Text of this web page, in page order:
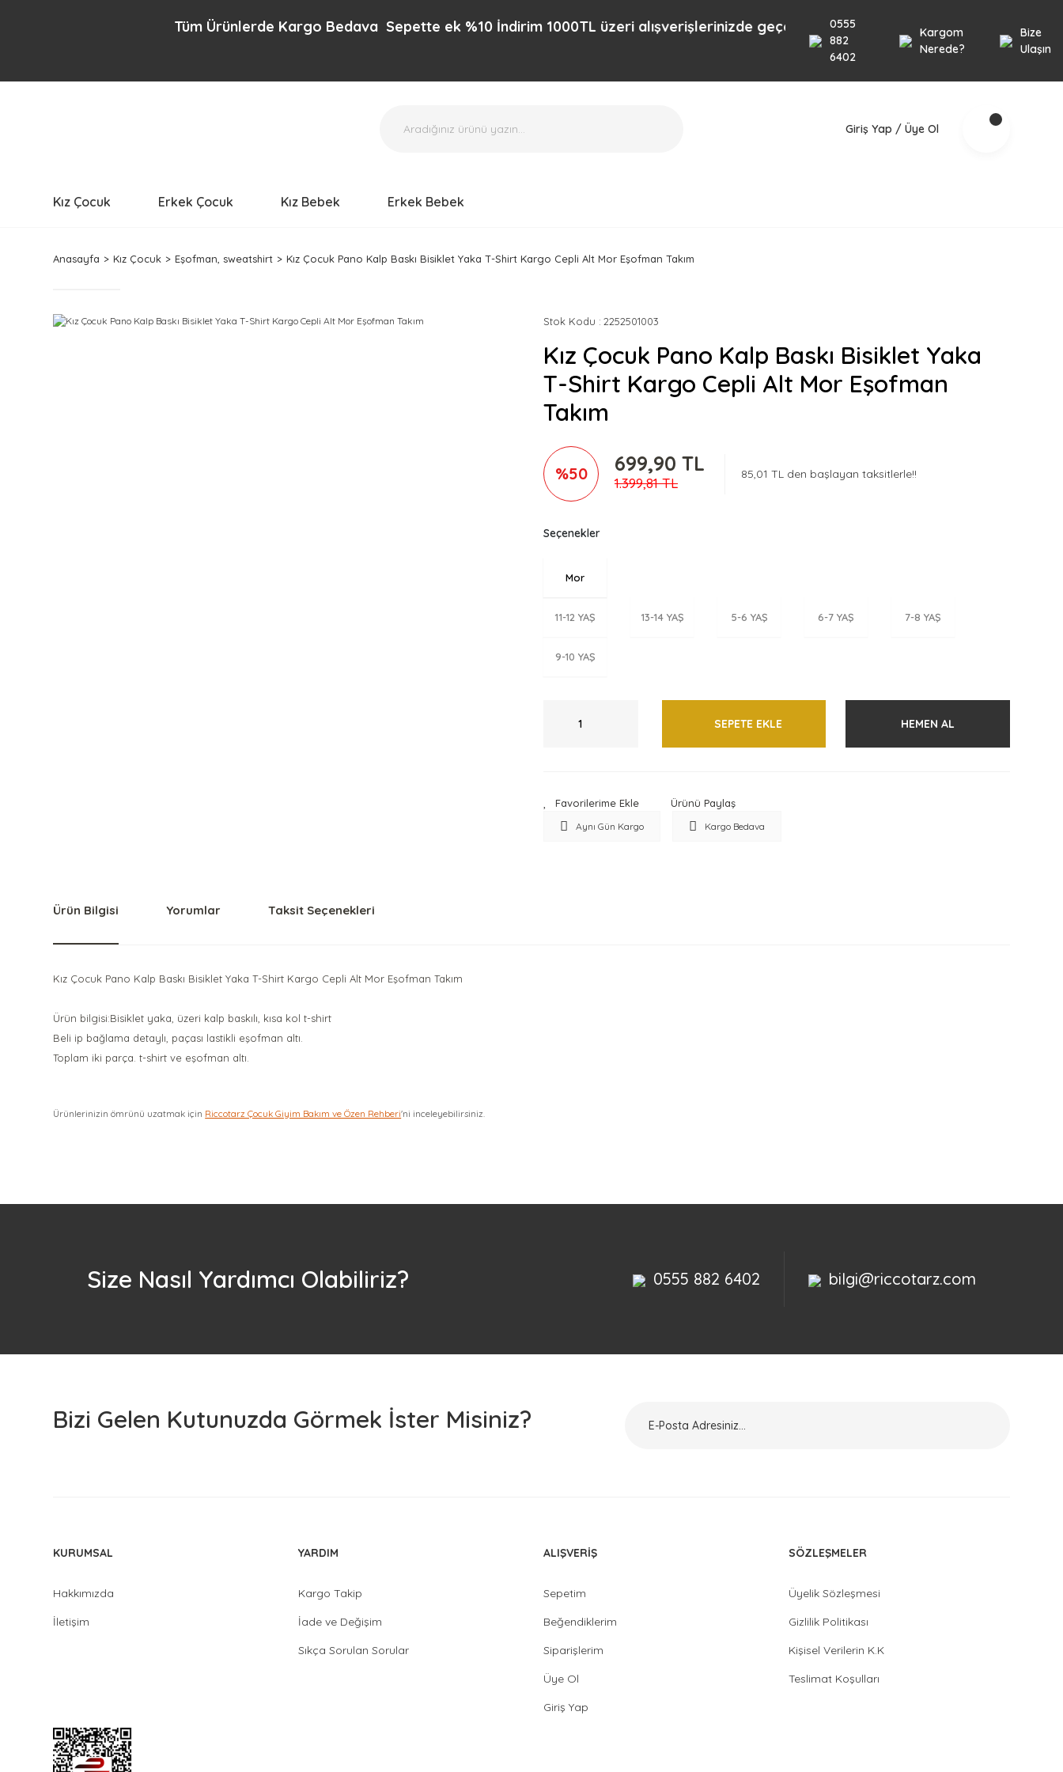
Tüm Ürünlerde Kargo Bedava Sepette ek %10 İndirim 1000TL üzeri alışverişlerinizde geçerlidir.
0555
882
6402
Kargom
Nerede?
Bize
Ulaşın
Giriş Yap / Üye Ol
Kız Çocuk Erkek Çocuk Kız Bebek Erkek Bebek
Anasayfa Kız Çocuk Eşofman, sweatshirt Kız Çocuk Pano Kalp Baskı Bisiklet Yaka T-Shirt Kargo Cepli Alt Mor Eşofman Takım
Stok Kodu 2252501003
Kız Çocuk Pano Kalp Baskı Bisiklet Yaka
T-Shirt Kargo Cepli Alt Mor Eşofman
Takım
%50 699,90 TL
1.399,81 TL
85,01 TL den başlayan taksitlerle!!
Seçenekler
Mor
11-12 YAŞ 13-14 YAŞ 5-6 YAŞ 6-7 YAŞ 7-8 YAŞ
9-10 YAŞ
SEPETE EKLE HEMEN AL
Ürünü Paylaş
Aynı Gün Kargo Kargo Bedava
Ürün Bilgisi Yorumlar Taksit Seçenekleri
Kız Çocuk Pano Kalp Baskı Bisiklet Yaka T-Shirt Kargo Cepli Alt Mor Eşofman Takım
Ürün bilgisi:Bisiklet yaka, üzeri kalp baskılı, kısa kol t-shirt
Beli ip bağlama detaylı, paçası lastikli eşofman altı.
Toplam iki parça. t-shirt ve eşofman altı.
Ürünlerinizin ömrünü uzatmak için Riccotarz Çocuk Giyim Bakım ve Özen Rehberi'ni inceleyebilirsiniz.
Size Nasıl Yardımcı Olabiliriz? 0555 882 6402 bilgi@riccotarz.com
Bizi Gelen Kutunuzda Görmek İster Misiniz?
KURUMSAL
Hakkımızda
İletişim
YARDIM
Kargo Takip
İade ve Değişim
Sıkça Sorulan Sorular
ALIŞVERİŞ
Sepetim
Beğendiklerim
Siparişlerim
Üye Ol
Giriş Yap
SÖZLEŞMELER
Üyelik Sözleşmesi
Gizlilik Politikası
Kişisel Verilerin K.K
Teslimat Koşulları